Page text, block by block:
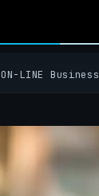
ON-LINE Business